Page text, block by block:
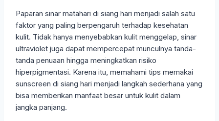
Paparan sinar matahari di siang hari menjadi salah satu
faktor yang paling berpengaruh terhadap kesehatan
kulit. Tidak hanya menyebabkan kulit menggelap, sinar
ultraviolet juga dapat mempercepat munculnya tanda-
tanda penuaan hingga meningkatkan risiko
hiperpigmentasi. Karena itu, memahami tips memakai
sunscreen di siang hari menjadi langkah sederhana yang
bisa memberikan manfaat besar untuk kulit dalam
jangka panjang.